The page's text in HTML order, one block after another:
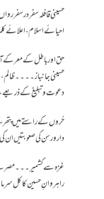
حسینی قافلہ سفر در سفر
احیائے اسلام ،
حق اور باطل کے معرکے
حسینی جانباز ۔۔۔۔ظالم
دعوت و تبلیغ کے ذریعے
حُروں کے راستے میں پتھر
دارورسن کی صعوبتیں ان
غزہ سے کشمیر ۔۔۔
راہروانِ حسین کا کل